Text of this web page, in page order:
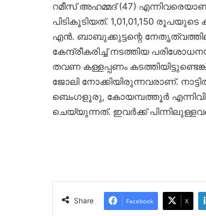
റമീസ് അഹമ്മദ് (47)
പിടികൂടിയത്. 1,01,01,150
എൻ. ബാബുക്കുട്ടന്റെ
കേന്ദ്രീകരിച്ച് നടത്തിയ
തവണ കള്ളപ്പണം
ജോലി നോക്കിയിരുന്നവരാണ്.
ബെംഗളൂരു, കോയമ്പത്തൂർ
ചെയ്യുന്നത്. ഇവർക്ക്
Share Facebook X